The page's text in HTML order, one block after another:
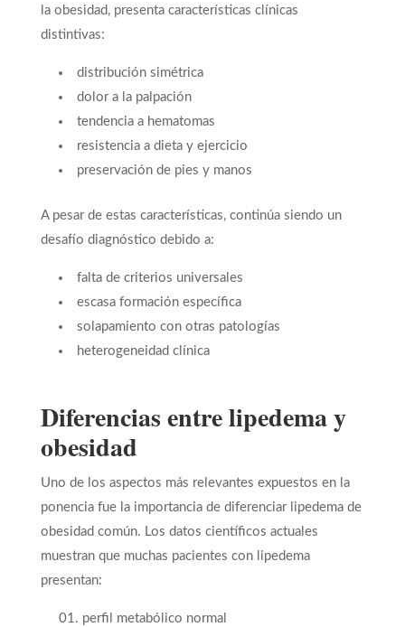
la obesidad, presenta características clínicas
distintivas:
distribución simétrica
dolor a la palpación
tendencia a hematomas
resistencia a dieta y ejercicio
preservación de pies y manos
A pesar de estas características, continúa siendo un
desafío diagnóstico debido a:
falta de criterios universales
escasa formación específica
solapamiento con otras patologías
heterogeneidad clínica
Diferencias entre lipedema y
obesidad
Uno de los aspectos más relevantes expuestos en la
ponencia fue la importancia de diferenciar lipedema de
obesidad común. Los datos científicos actuales
muestran que muchas pacientes con lipedema
presentan:
perfil metabólico normal